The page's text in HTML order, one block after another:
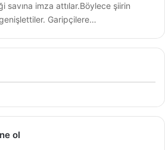
savına imza attılar.Böylece şiirin
genişlettiler. Garipçilere…
ol